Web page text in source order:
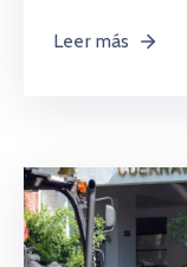
Leer más